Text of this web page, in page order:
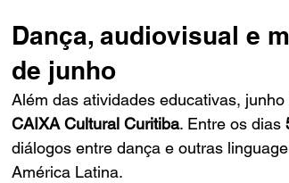
Dança, audiovisual e
de junho
Além das atividades educativas,
CAIXA Cultural Curitiba. Entre os dias
diálogos entre dança e outras
América Latina.